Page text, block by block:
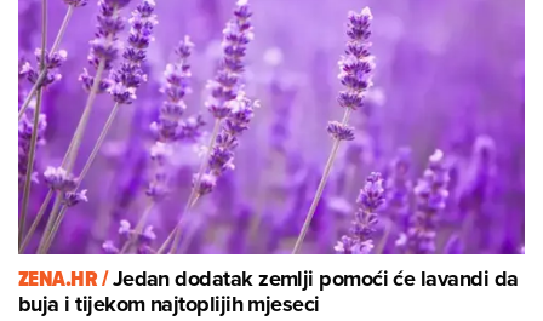
ZENA.HR /Jedan dodatak zemlji pomoći će lavandi da
buja i tijekom najtoplijih mjeseci